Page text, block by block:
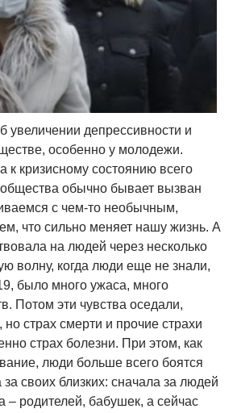
увеличении депрессивности и
особенно у молодежи.
к кризисному состоянию всего
обычно бывает вызван
с чем-то необычным,
что сильно меняет нашу жизнь. А
на людей через несколько
волну, когда люди еще не знали,
было много ужаса, много
Потом эти чувства оседали,
но страх смерти и прочие страхи
страх болезни. При этом, как
люди больше всего боятся
своих близких: сначала за людей
– родителей, бабушек, а сейчас